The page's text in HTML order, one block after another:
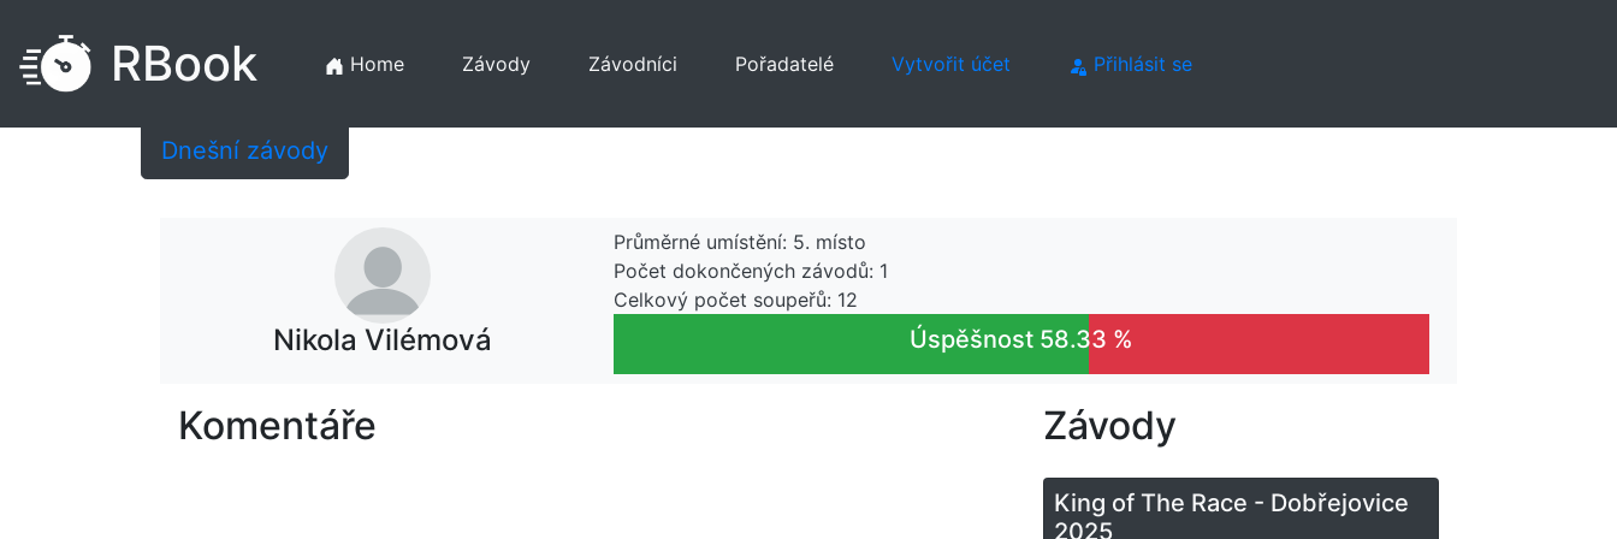
RBook Home Závody Závodníci Pořadatelé Vytvořit účet Přihlásit se
Dnešní závody
Nikola Vilémová
Průměrné umístění: 5. místo
Počet dokončených závodů: 1
Celkový počet soupeřů: 12
Úspěšnost 58.33 %
Komentáře Závody
King of The Race - Dobřejovice
2025